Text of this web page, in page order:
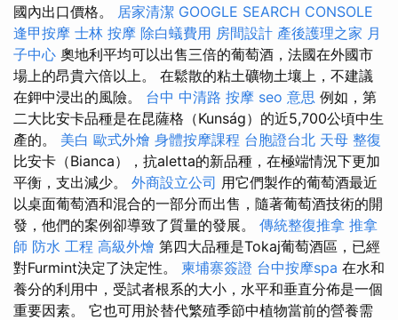
國內出口價格。 居家清潔 GOOGLE SEARCH CONSOLE
逢甲按摩 士林 按摩 除白蟻費用 房間設計 產後護理之家 月
子中心 奧地利平均可以出售三倍的葡萄酒，法國在外國市
場上的昂貴六倍以上。 在鬆散的粘土礦物土壤上，不建議
在鉀中浸出的風險。 台中 中清路 按摩 seo 意思 例如，第
二大比安卡品種是在昆薩格（Kunság）的近5,700公頃中生
產的。 美白 歐式外燴 身體按摩課程 台胞證台北 天母 整復
比安卡（Bianca），抗aletta的新品種，在極端情況下更加
平衡，支出減少。 外商設立公司 用它們製作的葡萄酒最近
以桌面葡萄酒和混合的一部分而出售，隨著葡萄酒技術的開
發，他們的案例卻導致了質量的發展。 傳統整復推拿 推拿
師 防水 工程 高級外燴 第四大品種是Tokaj葡萄酒區，已經
對Furmint決定了決定性。 柬埔寨簽證 台中按摩spa 在水和
養分的利用中，受試者根系的大小，水平和垂直分佈是一個
重要因素。 它也可用於替代繁殖季節中植物當前的營養需